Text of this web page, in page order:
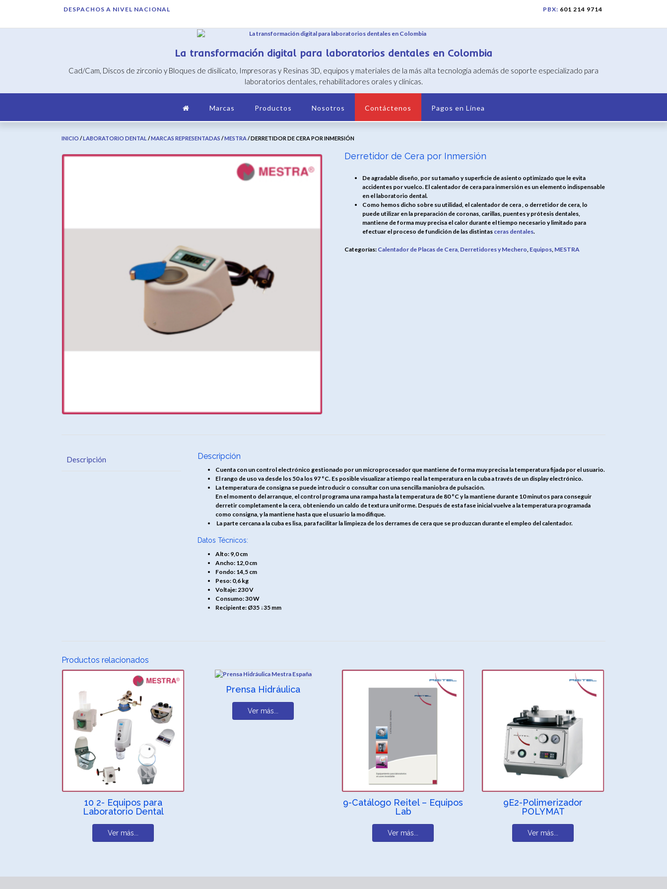
DESPACHOS A NIVEL NACIONAL PBX: 601 214 9714
La transformación digital para laboratorios dentales en Colombia
Cad/Cam, Discos de zirconio y Bloques de disilicato, Impresoras y Resinas 3D, equipos y materiales de la más alta tecnología además de soporte especializado para
laboratorios dentales, rehabilitadores orales y clínicas.
Marcas Productos Nosotros Contáctenos Pagos en Línea
INICIO /LABORATORIO DENTAL /MARCAS REPRESENTADAS /MESTRA/ DERRETIDOR DE CERA POR INMERSIÓN
Derretidor de Cera por Inmersión
De agradable diseño, por su tamaño y superficie de asiento optimizado que le evita
accidentes por vuelco. El calentador de cera para inmersión es un elemento indispensable
en el laboratorio dental.
Como hemos dicho sobre su utilidad, el calentador de cera , o derretidor de cera, lo
puede utilizar en la preparación de coronas, carillas, puentes y prótesis dentales,
mantiene de forma muy precisa el calor durante el tiempo necesario y limitado para
efectuar el proceso de fundición de las distintas ceras dentales.
Categorías: Calentador de Placas de Cera, Derretidores y Mechero, Equipos, MESTRA
Descripción Descripción
Cuenta con un control electrónico gestionado por un microprocesador que mantiene de forma muy precisa la temperatura fijada por el usuario.
El rango de uso va desde los 50 a los 97 °C. Es posible visualizar a tiempo real la temperatura en la cuba a través de un display electrónico.
La temperatura de consigna se puede introducir o consultar con una sencilla maniobra de pulsación.
En el momento del arranque, el control programa una rampa hasta la temperatura de 80 °C y la mantiene durante 10 minutos para conseguir
derretir completamente la cera, obteniendo un caldo de textura uniforme. Después de esta fase inicial vuelve a la temperatura programada
como consigna, y la mantiene hasta que el usuario la modifique.
La parte cercana a la cuba es lisa, para facilitar la limpieza de los derrames de cera que se produzcan durante el empleo del calentador.
Datos Técnicos:
Alto: 9,0 cm
Ancho: 12,0 cm
Fondo: 14,5 cm
Peso: 0,6 kg
Voltaje: 230 V
Consumo: 30 W
Recipiente: Ø35 ↓35 mm
Productos relacionados
10 2- Equipos para
Laboratorio Dental
Ver más...
Prensa Hidráulica
Ver más...
9-Catálogo Reitel – Equipos
Lab
Ver más...
9E2-Polimerizador
POLYMAT
Ver más...